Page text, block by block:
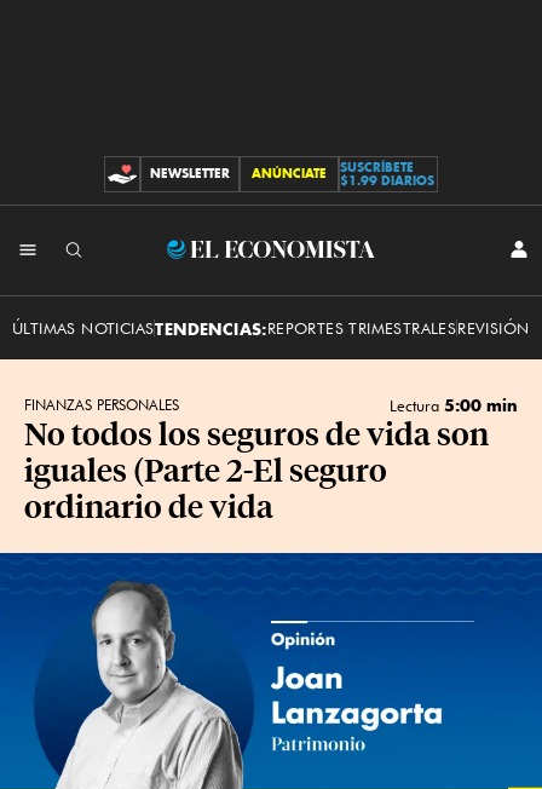
CONTRIBUCIONES
NEWSLETTER ANÚNCIATE
SUSCRÍBETE
$1.99 DIARIOS
El
ÚLTIMAS NOTICIASTENDENCIAS:REPORTES TRIMESTRALESREVISIÓN
FINANZAS PERSONALES Lectura 5:00 min
No todos los seguros de vida son
iguales (Parte 2-El seguro
ordinario de vida